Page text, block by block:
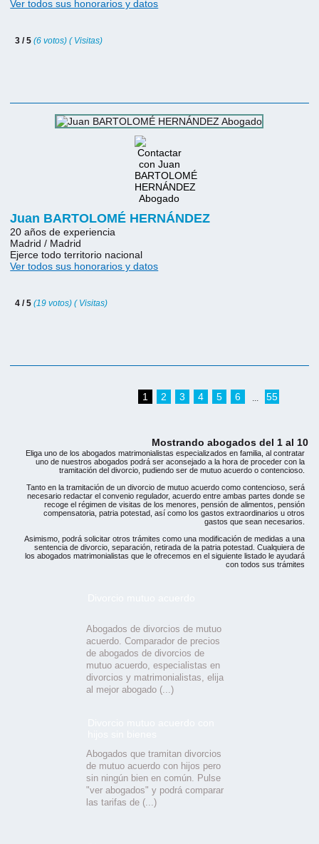
Ver todos sus honorarios y datos
3 / 5(6 votos) ( Visitas)
Juan BARTOLOMÉ HERNÁNDEZ
20 años de experiencia
Madrid / Madrid
Ejerce todo territorio nacional
Ver todos sus honorarios y datos
4 / 5(19 votos) ( Visitas)
1 2 3 4 5 6 55
Mostrando abogados del 1 al 10
Eliga uno de los abogados matrimonialistas especializados en familia, al contratar
uno de nuestros abogados podrá ser aconsejado a la hora de proceder con la
tramitación del divorcio, pudiendo ser de mutuo acuerdo o contencioso.
Tanto en la tramitación de un divorcio de mutuo acuerdo como contencioso, será
necesario redactar el convenio regulador, acuerdo entre ambas partes donde se
recoge el régimen de visitas de los menores, pensión de alimentos, pensión
compensatoria, patria potestad, así como los gastos extraordinarios u otros
gastos que sean necesarios.
Asimismo, podrá solicitar otros trámites como una modificación de medidas a una
sentencia de divorcio, separación, retirada de la patria potestad. Cualquiera de
los abogados matrimonialistas que le ofrecemos en el siguiente listado le ayudará
con todos sus trámites
Abogados de divorcios de mutuo
acuerdo. Comparador de precios
de abogados de divorcios de
mutuo acuerdo, especialistas en
divorcios y matrimonialistas, elija
al mejor abogado (...)
Abogados que tramitan divorcios
de mutuo acuerdo con hijos pero
sin ningún bien en común. Pulse
"ver abogados" y podrá comparar
las tarifas de (...)